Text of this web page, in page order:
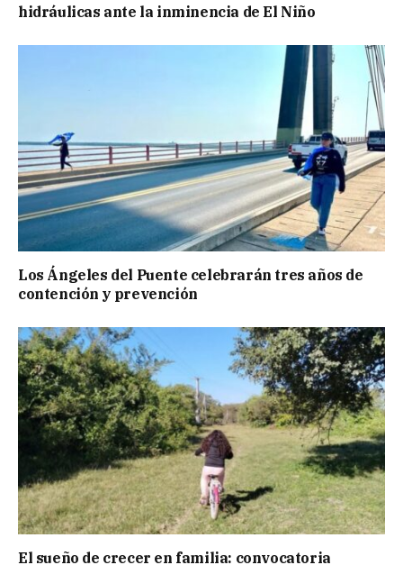
hidráulicas ante la inminencia de El Niño
Los Ángeles del Puente celebrarán tres años de
contención y prevención
El sueño de crecer en familia: convocatoria